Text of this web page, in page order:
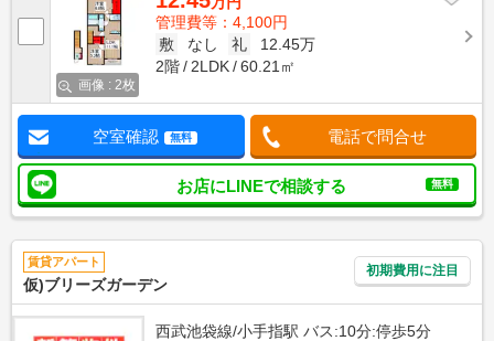
画像 : 2枚
管理費等：4,100円
敷
なし 礼
12.45万
2階
2LDK 60.21㎡
空室確認 無料 電話で問合せ
お店にLINEで相談する 無料
賃貸アパート
仮)ブリーズガーデン
初期費用に注目
西武池袋線/小手指駅 バス:10分:停歩5分